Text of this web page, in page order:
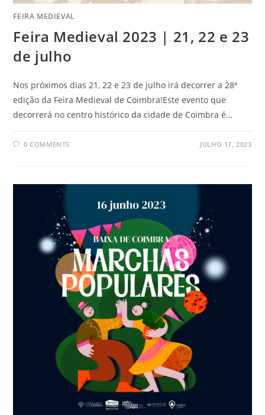
FEIRA MEDIEVAL
Feira Medieval 2023 | 21, 22 e 23
de julho
Nos próximos dias 21, 22 e 23 de julho irá decorrer a 28ª
edição da Feira Medieval de Coimbra!Este evento que
decorrerá no centro histórico da cidade de Coimbra é…
0 COMMENTS JULHO 17, 2023